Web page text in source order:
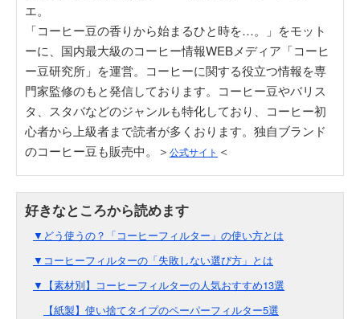
エ。
「コーヒー豆の香りから始まるひと時を…。」をモット
ーに、国内最大級のコーヒー情報WEBメディア「コーヒ
ー豆研究所」を運営。コーヒーに関する役立つ情報を専
門家監修のもと発信しております。コーヒー豆やバリス
タ、スタバなどのジャンルも特化しており、コーヒー初
心者から上級者まで読者が多くおります。独自ブランド
のコーヒー豆も販売中。＞ 公式サイト ＜
▼どう使うの？「コーヒーフィルター」の使い方とは
▼コーヒーフィルターの「失敗しない選び方」とは
▼【素材別】コーヒーフィルターの人気おすすめ13選
【紙製】使い捨てタイプのペーパーフィルター5選